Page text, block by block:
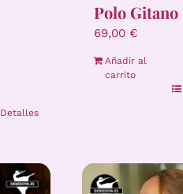
Detalles
Polo Gitano
69,00 €
Añadir al
carrito